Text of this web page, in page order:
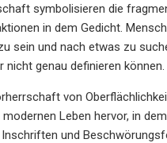
symbolisieren die
in dem Gedicht.
sein und nach etwas zu
nicht genau definieren können.
von
Leben hervor, in
und